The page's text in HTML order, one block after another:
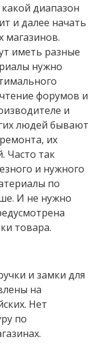
диапазон
и далее начать
магазинов.
иметь разные
нужно
форумов и
и
людей бывают
их
Часто так
и нужного
по
И не нужно
товара.
и замки для
на
Нет
по